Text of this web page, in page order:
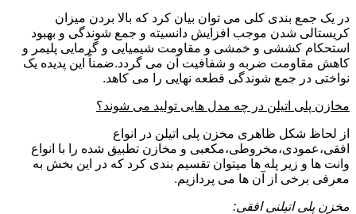
در یک جمع بندی کلی می توان بیان کرد که بالا بردن میزان
کریستالی شدن موجب افزایش دانسیته و جمع شوندگی و بهبود
استحکام کششی و خمشی و مقاومت شیمیایی و گرمایی پلیمر و
کاهش مقاومت ضربه و شفافیت آن می گردد.ضمناً این پدیده یک
نواختی در جمع شوندگی قطعه نهایی را می کاهد.
مخازن پلی اتیلن در چه مدل هایی تولید می شوند؟
از لحاظ شکل ظاهری مخزن پلی اتیلن در انواع
افقی،عمودی،مخروطی،مکعبی و مخازن تطبیق شده را با انواع
وانت ها و زیر پله ها میتوان تقسیم بندی کرد که در این بخش به
معرفی برخی از آن ها می پردازیم.
مخزن پلی اتیلنی افقی: